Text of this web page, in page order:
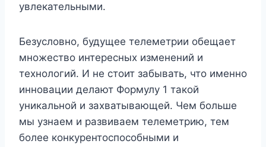
увлекательными.
Безусловно, будущее телеметрии обещает
множество интересных изменений и
технологий. И не стоит забывать, что именно
инновации делают Формулу 1 такой
уникальной и захватывающей. Чем больше
мы узнаем и развиваем телеметрию, тем
более конкурентоспособными и